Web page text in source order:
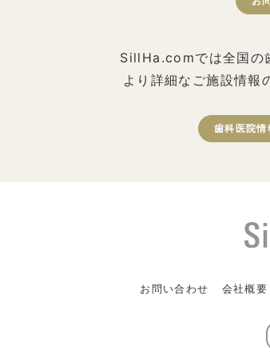
SillHa.comでは全国の
より詳細なご施設情報
歯科医院情
お問い合わせ 会社概要